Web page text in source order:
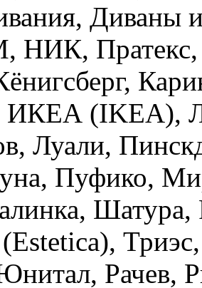
Диваны
НИК,
ИКЕА (IKEA),
Луали,
Пуфико,
(Estetica),
Рачев,